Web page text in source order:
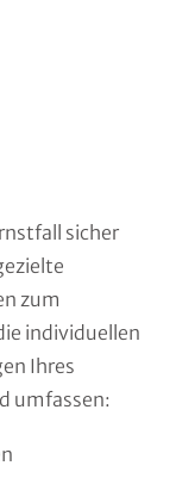
sicher
zum
individuellen
Ihres
umfassen: